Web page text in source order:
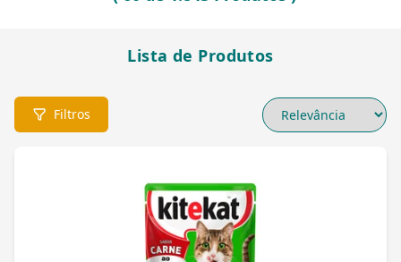
Lista de Produtos
Filtros